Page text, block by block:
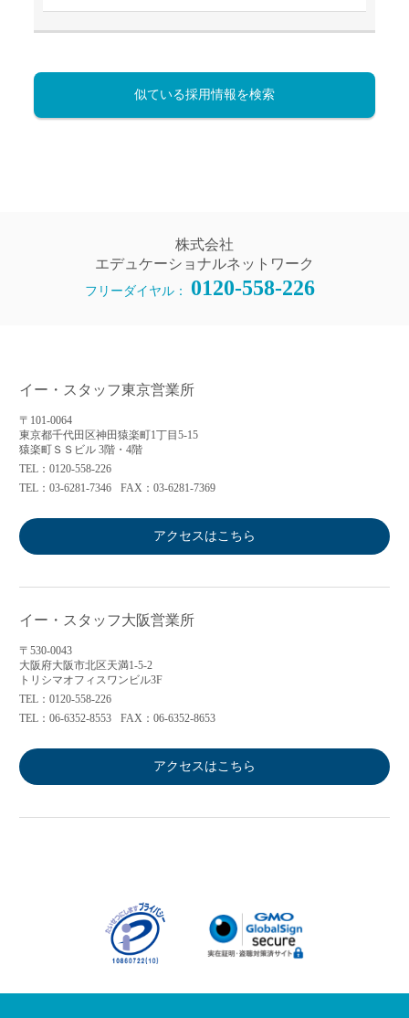
似ている採用情報を検索
株式会社
エデュケーショナルネットワーク
フリーダイヤル： 0120-558-226
イー・スタッフ東京営業所
〒101-0064
東京都千代田区神田猿楽町1丁目5-15
猿楽町ＳＳビル 3階・4階
TEL：0120-558-226
TEL：03-6281-7346
FAX：03-6281-7369
アクセスはこちら
イー・スタッフ大阪営業所
〒530-0043
大阪府大阪市北区天満1-5-2
トリシマオフィスワンビル3F
TEL：0120-558-226
TEL：06-6352-8553
FAX：06-6352-8653
アクセスはこちら